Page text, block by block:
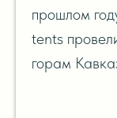
прошлом
tents
горам